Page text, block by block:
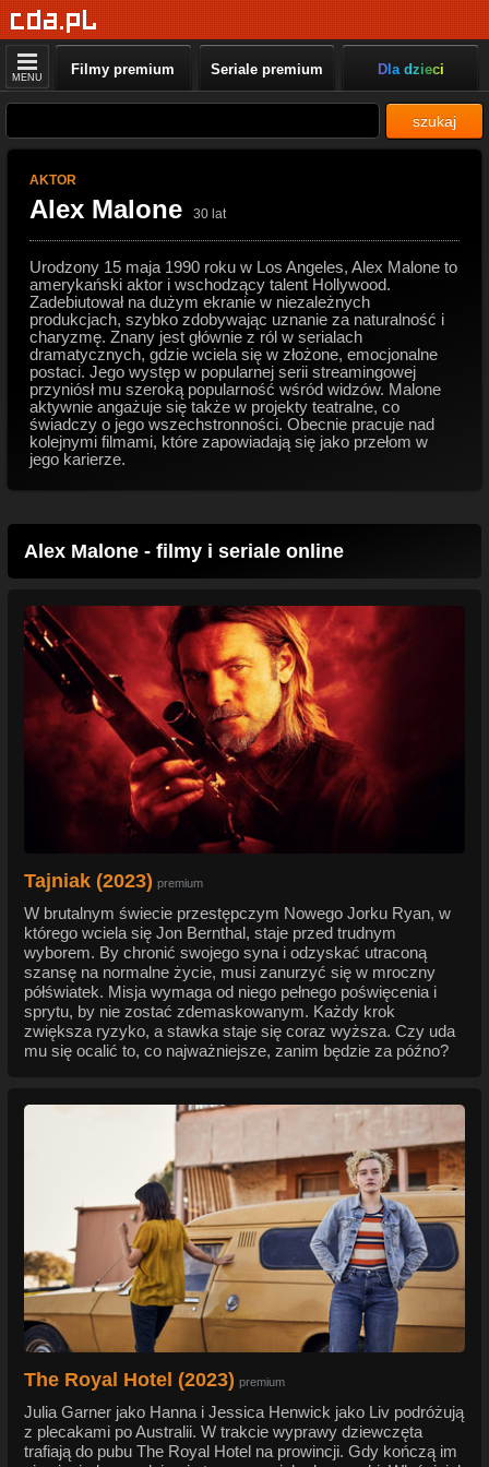
MENU Filmy premium Seriale premium Dla dzieci
szukaj
AKTOR
Alex Malone 30 lat
Urodzony 15 maja 1990 roku w Los Angeles, Alex Malone to
amerykański aktor i wschodzący talent Hollywood.
Zadebiutował na dużym ekranie w niezależnych
produkcjach, szybko zdobywając uznanie za naturalność i
charyzmę. Znany jest głównie z ról w serialach
dramatycznych, gdzie wciela się w złożone, emocjonalne
postaci. Jego występ w popularnej serii streamingowej
przyniósł mu szeroką popularność wśród widzów. Malone
aktywnie angażuje się także w projekty teatralne, co
świadczy o jego wszechstronności. Obecnie pracuje nad
kolejnymi filmami, które zapowiadają się jako przełom w
jego karierze.
Alex Malone - filmy i seriale online
Tajniak (2023) premium
W brutalnym świecie przestępczym Nowego Jorku Ryan, w
którego wciela się Jon Bernthal, staje przed trudnym
wyborem. By chronić swojego syna i odzyskać utraconą
szansę na normalne życie, musi zanurzyć się w mroczny
półświatek. Misja wymaga od niego pełnego poświęcenia i
sprytu, by nie zostać zdemaskowanym. Każdy krok
zwiększa ryzyko, a stawka staje się coraz wyższa. Czy uda
mu się ocalić to, co najważniejsze, zanim będzie za późno?
The Royal Hotel (2023) premium
Julia Garner jako Hanna i Jessica Henwick jako Liv podróżują
z plecakami po Australii. W trakcie wyprawy dziewczęta
trafiają do pubu The Royal Hotel na prowincji. Gdy kończą im